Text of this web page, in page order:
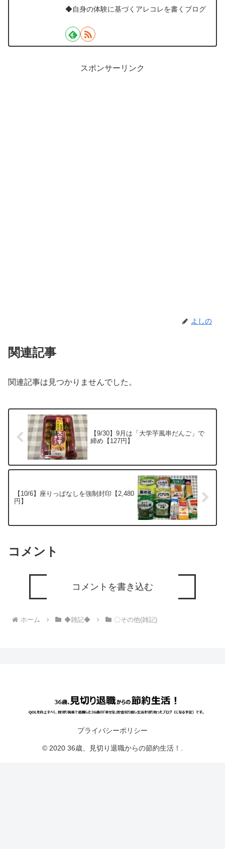
◆自身の体験に基づくアレコレを書くブログ
スポンサーリンク
よしの
関連記事
関連記事は見つかりませんでした。
【9/30】9月は「大学芋風串だんご」で
締め【127円】
【10/6】座りっぱなしを強制封印【2,480
円】
コメント
コメントを書き込む
ホーム ◆雑記◆ 〇その他(雑記)
プライバシーポリシー
© 2020 36歳、見切り退職からの節約生活！.